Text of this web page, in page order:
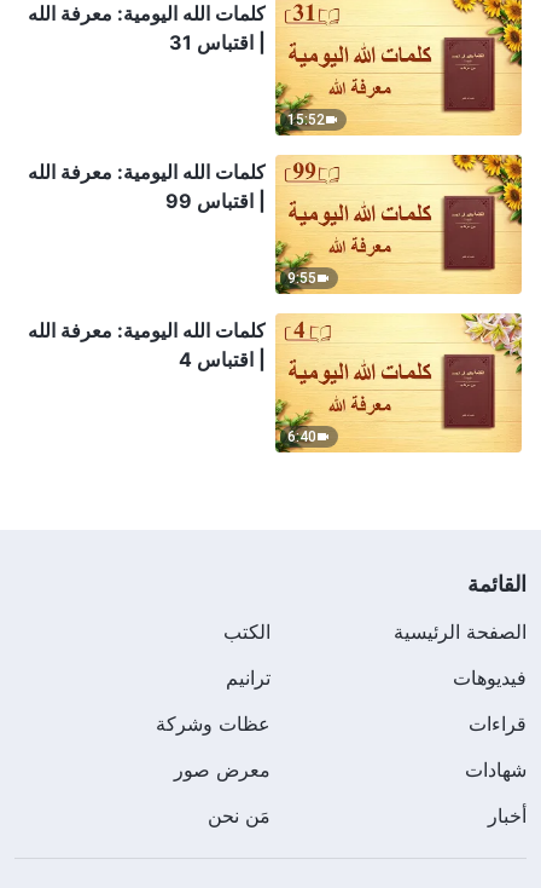
15:52
كلمات الله اليومية: معرفة الله
| اقتباس 31
9:55
كلمات الله اليومية: معرفة الله
| اقتباس 99
6:40
كلمات الله اليومية: معرفة الله
| اقتباس 4
القائمة
الصفحة الرئيسية
الكتب
فيديوهات
ترانيم
قراءات
عظات وشركة
شهادات
معرض صور
أخبار
مَن نحن